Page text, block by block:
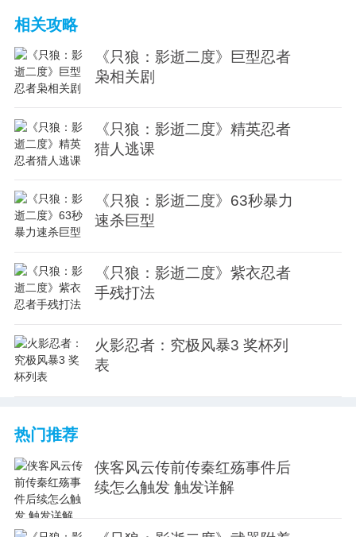
相关攻略
《只狼：影逝二度》巨型忍者
枭相关剧
《只狼：影逝二度》精英忍者
猎人逃课
《只狼：影逝二度》63秒暴力
速杀巨型
《只狼：影逝二度》紫衣忍者
手残打法
火影忍者：究极风暴3 奖杯列
表
热门推荐
侠客风云传前传秦红殇事件后
续怎么触发 触发详解